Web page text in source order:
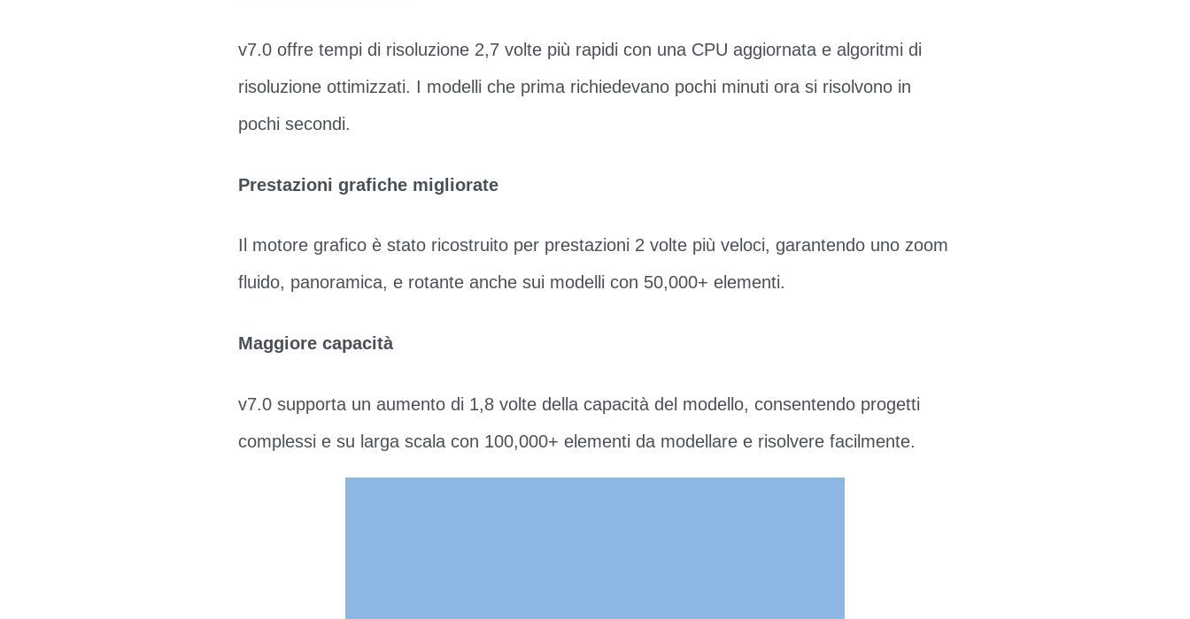
v7.0 offre tempi di risoluzione 2,7 volte più rapidi con una CPU aggiornata e algoritmi di
risoluzione ottimizzati. I modelli che prima richiedevano pochi minuti ora si risolvono in
pochi secondi.
Prestazioni grafiche migliorate
Il motore grafico è stato ricostruito per prestazioni 2 volte più veloci, garantendo uno zoom
fluido, panoramica, e rotante anche sui modelli con 50,000+ elementi.
Maggiore capacità
v7.0 supporta un aumento di 1,8 volte della capacità del modello, consentendo progetti
complessi e su larga scala con 100,000+ elementi da modellare e risolvere facilmente.